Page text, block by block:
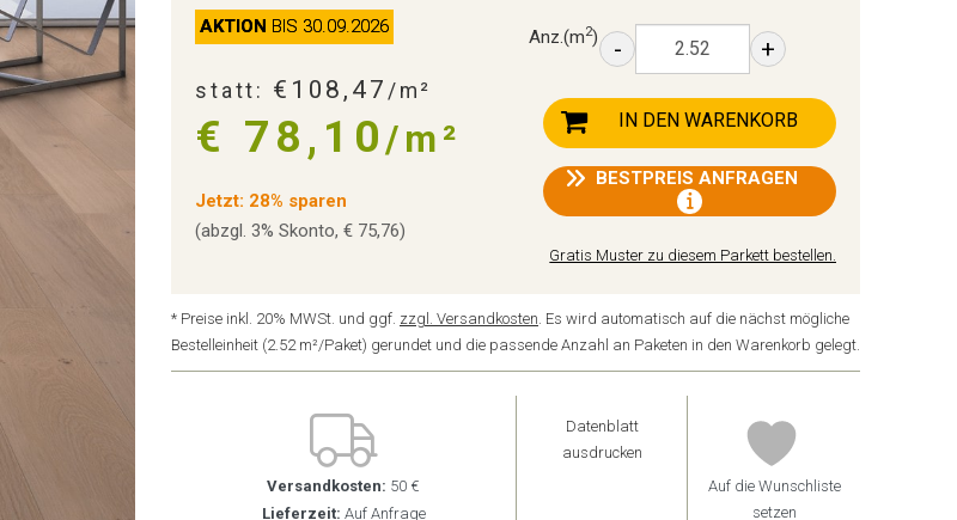
AKTION BIS 30.09.2026
statt: €108,47 /m²
€ 78,10/m²
Jetzt: 28% sparen
(abzgl. 3% Skonto, € 75,76)
Anz.(m2) - +
IN DEN WARENKORB
BESTPREIS ANFRAGEN
Gratis Muster zu diesem Parkett bestellen.
* Preise inkl. 20% MWSt. und ggf. zzgl. Versandkosten . Es wird automatisch auf die nächst mögliche
Bestelleinheit (2.52 m²/Paket) gerundet und die passende Anzahl an Paketen in den Warenkorb gelegt.
Versandkosten: 50 €
Lieferzeit: Auf Anfrage
Datenblatt
ausdrucken
Auf die Wunschliste
setzen